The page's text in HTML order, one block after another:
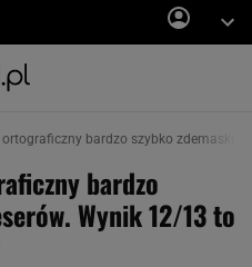
ortograficzny bardzo szybko
bardzo
Wynik 12/13 to